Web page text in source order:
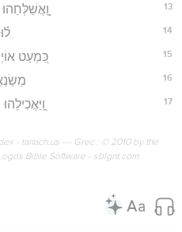
13 וָֽ֭אֲשַׁלְּחֵהוּ
14
15 כִּ֭מְעַט
16
17
- tanach.us --- Grec : © 2010 by the
Bible Software - sblgnt.com